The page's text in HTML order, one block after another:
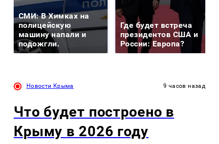
СМИ: В Химках на
полицейскую
машину напали и
подожгли.
Где будет встреча
президентов США и
России: Европа?
Новости Крыма 9 часов назад
Что будет построено в
Крыму в 2026 году